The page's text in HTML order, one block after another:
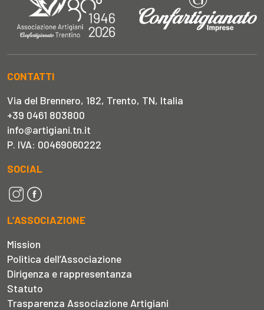
CONTATTI
Via del Brennero, 182, Trento, TN, Italia
+39 0461 803800
info@artigiani.tn.it
P. IVA: 00469060222
SOCIAL
L’ASSOCIAZIONE
Mission
Politica dell’Associazione
Dirigenza e rappresentanza
Statuto
Trasparenza Associazione Artigiani